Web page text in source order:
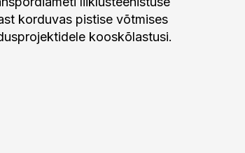
korduvas pistise võtmises
kooskõlastusi.